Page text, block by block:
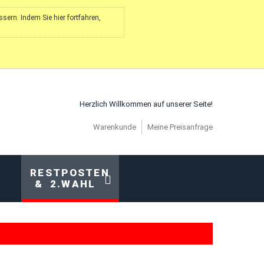
Indem Sie hier fortfahren,
Herzlich Willkommen auf unserer Seite!
Warenkunde Meine Preisanfrage
RESTPOSTEN
& 2.WAHL